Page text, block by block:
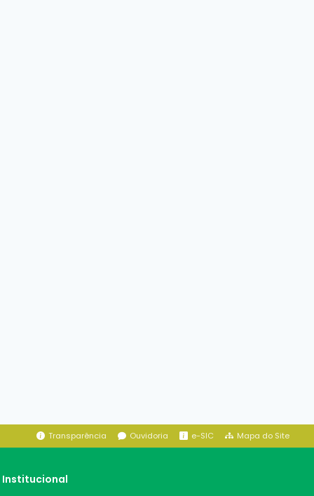
Transparência Ouvidoria e-SIC Mapa do Site
Institucional